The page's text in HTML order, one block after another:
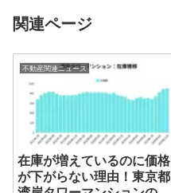
関連ページ
不動産関連ニュース
在庫が増えているのに価格
が下がらない理由！東京都